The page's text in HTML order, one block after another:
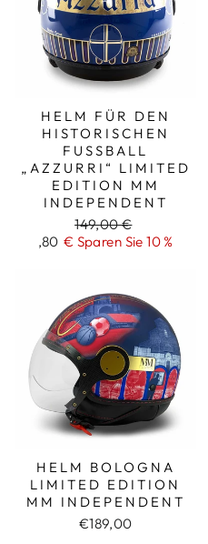
HELM FÜR DEN
HISTORISCHEN
FUSSBALL „
AZZURRI“ LIMITED E
DITION MM I
NDEPENDENT
Regulärer
Preis
149,00 €
Aktionspreis
,80 € Sparen Sie 10 %
HELM BOLOGNA
LIMITED EDITION
MM INDEPENDENT
€189,00